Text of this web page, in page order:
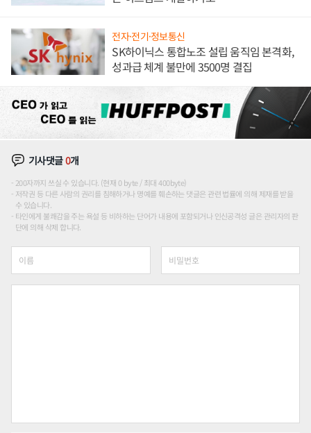
전자·전기·정보통신
SK하이닉스 통합노조 설립 움직임 본격화,
성과급 체계 불만에 3500명 결집
기사댓글0개
200자까지 쓰실 수 있습니다. (현재 0 byte / 최대 400byte)
저작권 등 다른 사람의 권리를 침해하거나 명예를 훼손하는 댓글은 관련 법률에 의해 제재를 받을
수 있습니다.
타인에게 불쾌감을 주는 욕설 등 비하하는 단어가 내용에 포함되거나 인신공격성 글은 관리자의 판
단에 의해 삭제 합니다.